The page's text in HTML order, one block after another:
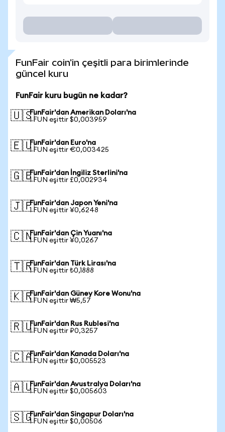
FunFair coin'in çeşitli para birimlerinde
güncel kuru
FunFair kuru bugün ne kadar?
🇺🇸FunFair'dan Amerikan Doları'na
1 FUN eşittir $0,003959
🇪🇺FunFair'dan Euro'na
1 FUN eşittir €0,003425
🇬🇧FunFair'dan İngiliz Sterlini'na
1 FUN eşittir £0,002934
🇯🇵FunFair'dan Japon Yeni'na
1 FUN eşittir ¥0,6248
🇨🇳FunFair'dan Çin Yuanı'na
1 FUN eşittir ¥0,0267
🇹🇷FunFair'dan Türk Lirası'na
1 FUN eşittir ₺0,1888
🇰🇷FunFair'dan Güney Kore Wonu'na
1 FUN eşittir ₩5,57
🇷🇺FunFair'dan Rus Rublesi'na
1 FUN eşittir ₽0,3257
🇨🇦FunFair'dan Kanada Doları'na
1 FUN eşittir $0,005523
🇦🇺FunFair'dan Avustralya Doları'na
1 FUN eşittir $0,005603
🇸🇬FunFair'dan Singapur Doları'na
1 FUN eşittir $0,00506